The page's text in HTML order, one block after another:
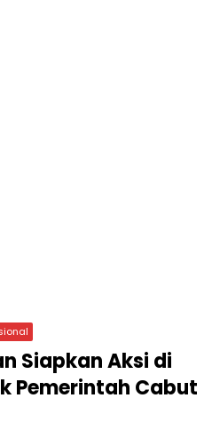
Siapkan Aksi di
Pemerintah Cabut